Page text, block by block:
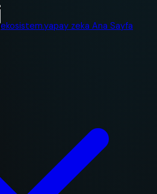
ekosistem.yapay zeka Ana Sayfa